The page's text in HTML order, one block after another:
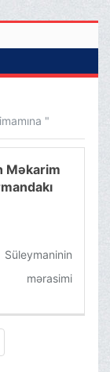
"
Məkarim
verib
mərasimi
həyata
terror